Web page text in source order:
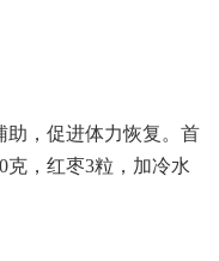
助，促进体力恢复。首
克，红枣3粒，加冷水